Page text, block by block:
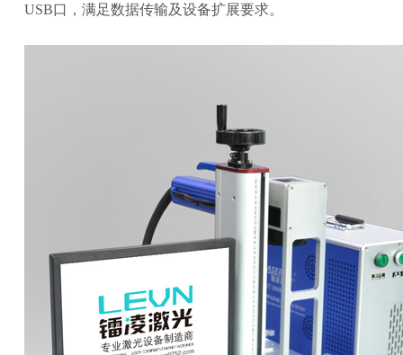
USB口，满足数据传输及设备扩展要求。